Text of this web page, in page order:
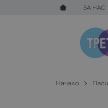
ЗА НАС
Начало